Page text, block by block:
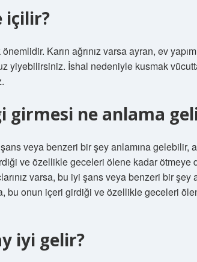
içilir?
Karın ağrınız varsa ayran, ev
yiyebilirsiniz. İshal nedeniyle kusmak
girmesi ne anlama
veya benzeri bir şey anlamına gelebilir,
ve özellikle geceleri ölene kadar ötmeye
varsa, bu iyi şans veya benzeri bir şey
bu onun içeri girdiği ve özellikle geceleri
iyi gelir?